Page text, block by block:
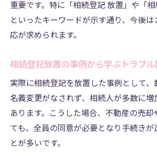
重要です。特に「相続登記 放置」や「相
といったキーワードが示す通り、今後は
応が求められます。
相続登記放置の事例から学ぶトラブ
実際に相続登記を放置した事例として、
名義変更がなされず、相続人が多数に増
あります。こうした場合、不動産の売却
ても、全員の同意が必要となり手続きが
とが多いです。